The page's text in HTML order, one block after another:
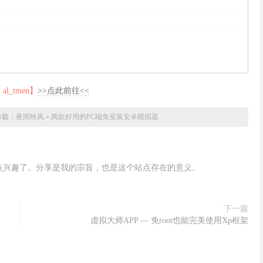
】 >>点此前往<<
： 夜雨聆风» 两款好用的PC端免安装安卓模拟器
趣了。分享是我的宗旨，也是这个站点存在的意义。
下一篇
虚拟大师APP — 免root也能完美使用Xp框架